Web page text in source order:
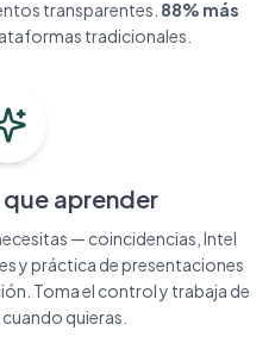
transparentes. 88% más
tradicionales.
aprender
— coincidencias, Intel
y práctica de presentaciones
Toma el control y trabaja de
quieras.